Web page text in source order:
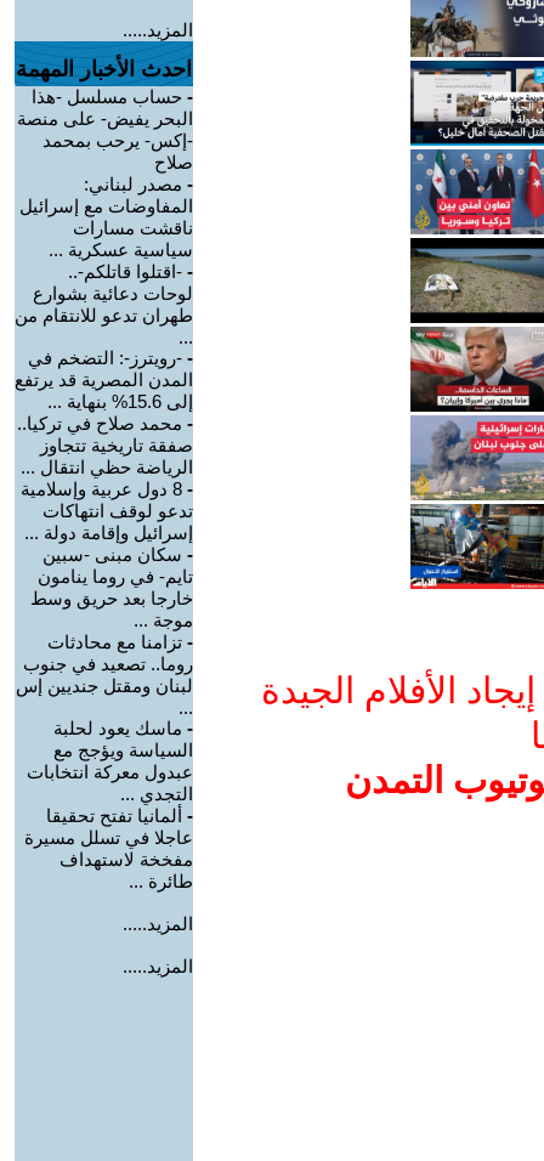
الأفلام الجيدة
التمدن
المزيد.....
احدث الأخبار المهمة
- حساب مسلسل -هذا
البحر يفيض- على منصة
-إكس- يرحب بمحمد
صلاح
- مصدر لبناني:
المفاوضات مع إسرائيل
ناقشت مسارات
سياسية عسكرية ...
- -اقتلوا قاتلكم-..
لوحات دعائية بشوارع
طهران تدعو للانتقام من
...
- -رويترز-: التضخم في
المدن المصرية قد يرتفع
إلى 15.6% بنهاية ...
- محمد صلاح في تركيا..
صفقة تاريخية تتجاوز
الرياضة حظي انتقال ...
-
8 دول عربية وإسلامية
تدعو لوقف انتهاكات
إسرائيل وإقامة دولة ...
- سكان مبنى -سبين
تايم- في روما ينامون
خارجا بعد حريق وسط
موجة ...
- تزامنا مع محادثات
روما.. تصعيد في جنوب
لبنان ومقتل جنديين إس
...
- ماسك يعود لحلبة
السياسة ويؤجج مع
عبدول معركة انتخابات
التجدي ...
- ألمانيا تفتح تحقيقا
عاجلا في تسلل مسيرة
مفخخة لاستهداف
طائرة ...
المزيد.....
المزيد.....